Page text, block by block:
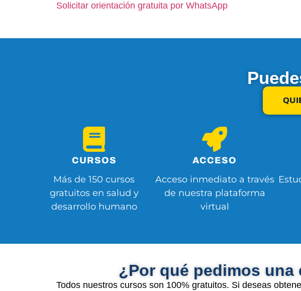
Solicitar orientación gratuita por WhatsApp
CURSOS
Más de 150 cursos
gratuitos en salud y
desarrollo humano
ACCESO
Acceso inmediato a través
de nuestra plataforma
virtual
¿Por qué pedimos
Todos nuestros cursos son 100% gratuitos. Si deseas